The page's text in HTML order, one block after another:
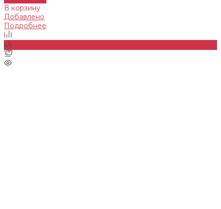
В корзину
Добавлено
Подробнее